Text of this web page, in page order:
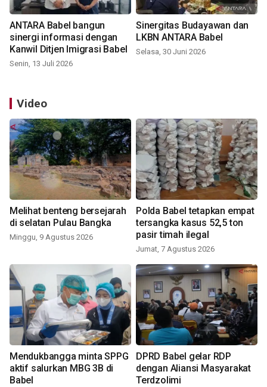
ANTARA Babel bangun
sinergi informasi dengan
Kanwil Ditjen Imigrasi Babel
Senin, 13 Juli 2026
Sinergitas Budayawan dan
LKBN ANTARA Babel
Selasa, 30 Juni 2026
Video
Melihat benteng bersejarah
di selatan Pulau Bangka
Minggu, 9 Agustus 2026
Polda Babel tetapkan empat
tersangka kasus 52,5 ton
pasir timah ilegal
Jumat, 7 Agustus 2026
Mendukbangga minta SPPG
aktif salurkan MBG 3B di
Babel
DPRD Babel gelar RDP
dengan Aliansi Masyarakat
Terdzolimi